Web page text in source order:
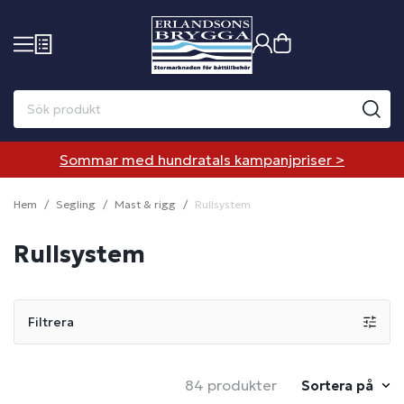
Sommar med hundratals kampanjpriser >
Hem Segling Mast & rigg Rullsystem
Rullsystem
Filtrera
84 produkter Sortera på